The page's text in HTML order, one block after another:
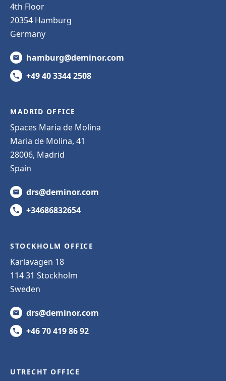
4th Floor
20354 Hamburg
Germany
hamburg@deminor.com
+49 40 3344 2508
MADRID OFFICE
Spaces Maria de Molina
Maria de Molina, 41
28006, Madrid
Spain
drs@deminor.com
+34686832654
STOCKHOLM OFFICE
Karlavägen 18
114 31 Stockholm
Sweden
drs@deminor.com
+46 70 419 86 92
UTRECHT OFFICE